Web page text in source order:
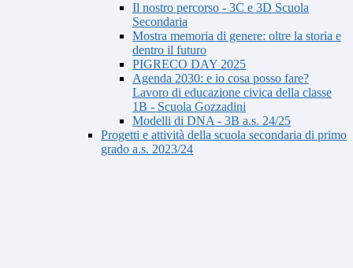
Il nostro percorso - 3C e 3D Scuola
Secondaria
Mostra memoria di genere: oltre la storia e
dentro il futuro
PIGRECO DAY 2025
Agenda 2030: e io cosa posso fare?
Lavoro di educazione civica della classe
1B - Scuola Gozzadini
Modelli di DNA - 3B a.s. 24/25
Progetti e attività della scuola secondaria di primo
grado a.s. 2023/24